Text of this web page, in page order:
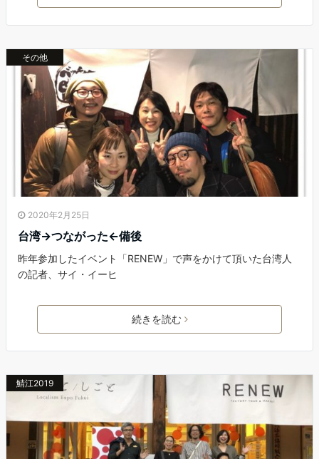
その他
2020年2月25日
台湾→つながった←備後
昨年参加したイベント「RENEW」で声をかけて頂いた台湾人
の記者、サイ・イーヒ
続きを読む
鯖江2019